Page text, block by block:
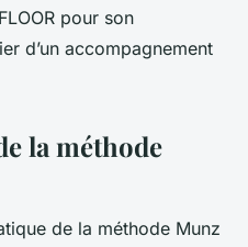
pour son
d’un accompagnement
la méthode
de la méthode Munz